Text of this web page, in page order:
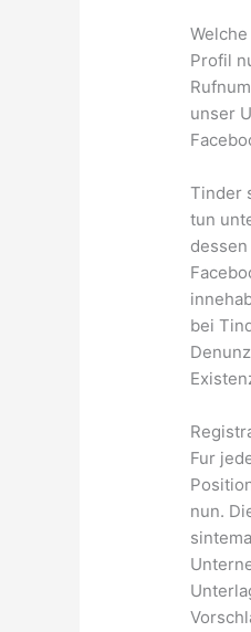
Profil
unser
Tinder
tun
bei
Fur
nun.